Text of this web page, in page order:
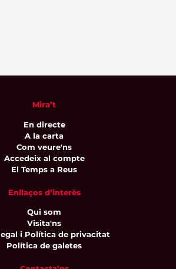
Mira’t
En directe
A la carta
Com veure'ns
Accedeix al compte
El Temps a Reus
Enllaços d’interès
Qui som
Visita'ns
i Política de privacitat
Política de galetes